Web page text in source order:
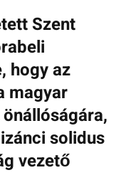
Szent
hogy az
magyar
solidus
vezető